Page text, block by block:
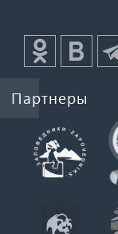
Партнеры